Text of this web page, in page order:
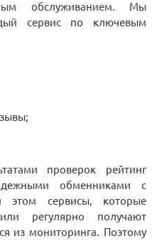
обслуживанием. Мы
сервис по ключевым
проверок рейтинг
обменниками с
этом сервисы, которые
регулярно получают
из мониторинга. Поэтому